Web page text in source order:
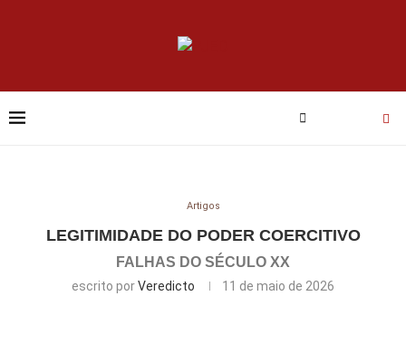
Artigos
LEGITIMIDADE DO PODER COERCITIVO
FALHAS DO SÉCULO XX
escrito porVeredicto 11 de maio de 2026